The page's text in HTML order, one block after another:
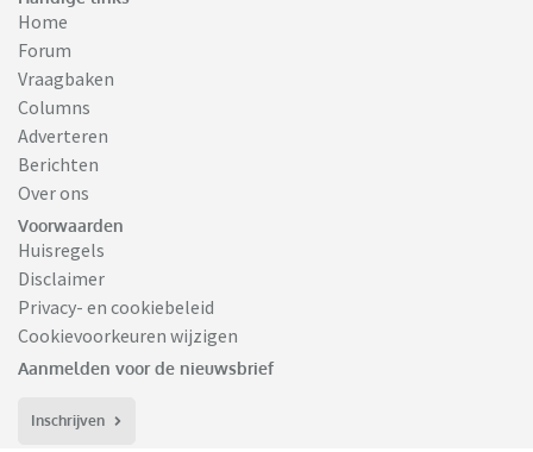
Home
Forum
Vraagbaken
Columns
Adverteren
Berichten
Over ons
Voorwaarden
Huisregels
Disclaimer
Privacy- en cookiebeleid
Cookievoorkeuren wijzigen
Aanmelden voor de nieuwsbrief
Inschrijven